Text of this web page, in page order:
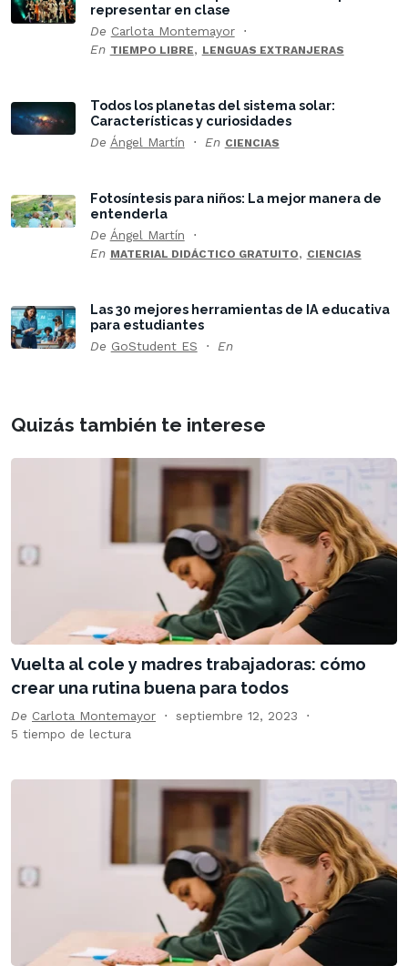
representar en clase
De Carlota Montemayor
En TIEMPO LIBRE, LENGUAS EXTRANJERAS
Todos los planetas del sistema solar:
Características y curiosidades
De Ángel Martín En CIENCIAS
Fotosíntesis para niños: La mejor manera de
entenderla
De Ángel Martín
En MATERIAL DIDÁCTICO GRATUITO, CIENCIAS
Las 30 mejores herramientas de IA educativa
para estudiantes
De GoStudent ES En
Quizás también te interese
Vuelta al cole y madres trabajadoras: cómo
crear una rutina buena para todos
De Carlota Montemayor
septiembre 12, 2023
5 tiempo de lectura